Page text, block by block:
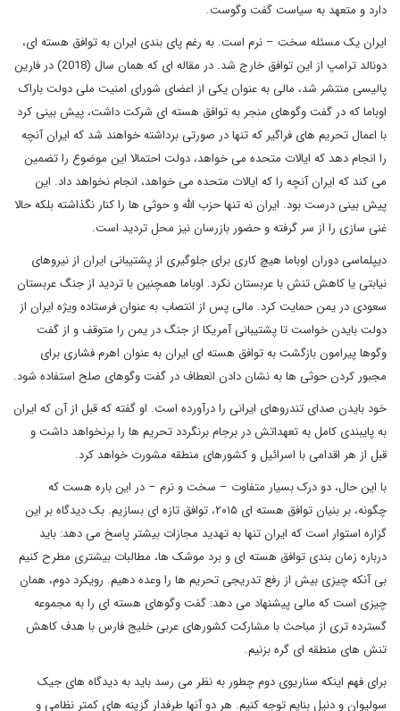
دارد و متعهد به سیاست گفت وگوست.
ایران یک مسئله سخت – نرم است. به رغم پای بندی ایران به توافق هسته ای،
دونالد ترامپ از این توافق خارج شد. در مقاله ای که همان سال (2018) در فارین
پالیسی منتشر شد، مالی به عنوان یکی از اعضای شورای امنیت ملی دولت باراک
اوباما که در گفت وگوهای منجر به توافق هسته ای شرکت داشت، پیش بینی کرد
با اعمال تحریم های فراگیر که تنها در صورتی برداشته خواهند شد که ایران آنچه
را انجام دهد که ایالات متحده می خواهد، دولت احتمالا این موضوع را تضمین
می کند که ایران آنچه را که ایالات متحده می خواهد، انجام نخواهد داد. این
پیش بینی درست بود. ایران نه تنها حزب الله و حوثی ها را کنار نگذاشته بلکه حالا
غنی سازی را از سر گرفته و حضور بازرسان نیز محل تردید است.
دیپلماسی دوران اوباما هیچ کاری برای جلوگیری از پشتیبانی ایران از نیروهای
نیابتی یا کاهش تنش با عربستان نکرد. اوباما همچنین با تردید از جنگ عربستان
سعودی در یمن حمایت کرد. مالی پس از انتصاب به عنوان فرستاده ویژه ایران از
دولت بایدن خواست تا پشتیبانی آمریکا از جنگ در یمن را متوقف و از گفت
وگوها پیرامون بازگشت به توافق هسته ای ایران به عنوان اهرم فشاری برای
مجبور کردن حوثی ها به نشان دادن انعطاف در گفت وگوهای صلح استفاده شود.
خود بایدن صدای تندروهای ایرانی را درآورده است. او گفته که قبل از آن که ایران
به پایبندی کامل به تعهداتش در برجام برنگردد تحریم ها را برنخواهد داشت و
قبل از هر اقدامی با اسرائیل و کشورهای منطقه مشورت خواهد کرد.
با این حال، دو درک بسیار متفاوت – سخت و نرم – در این باره هست که
چگونه، بر بنیان توافق هسته ای ۲۰۱۵، توافق تازه ای بسازیم. بک دیدگاه بر این
گزاره استوار است که ایران تنها به تهدید مجازات بیشتر پاسخ می دهد: باید
درباره زمان بندی توافق هسته ای و برد موشک ها، مطالبات بیشتری مطرح کنیم
بی آنکه چیزی بیش از رفع تدریجی تحریم ها را وعده دهیم. رویکرد دوم، همان
چیزی است که مالی پیشنهاد می دهد: گفت وگوهای هسته ای را به مجموعه
گسترده تری از مباحث با مشارکت کشورهای عربی خلیج فارس با هدف کاهش
تنش های منطقه ای گره بزنیم.
برای فهم اینکه سناریوی دوم چطور به نظر می رسد باید به دیدگاه های جیک
سولیوان و دنیل بنایم توجه کنیم. هر دو آنها طرفدار گزینه های کمتر نظامی و